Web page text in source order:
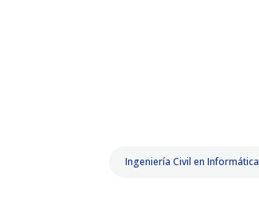
Ingeniería Civil en Informática